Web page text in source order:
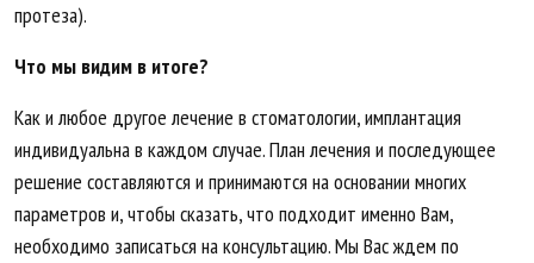
протеза).
Что мы видим в итоге?
Как и любое другое лечение в стоматологии, имплантация
индивидуальна в каждом случае. План лечения и последующее
решение составляются и принимаются на основании многих
параметров и, чтобы сказать, что подходит именно Вам,
необходимо записаться на консультацию. Мы Вас ждем по